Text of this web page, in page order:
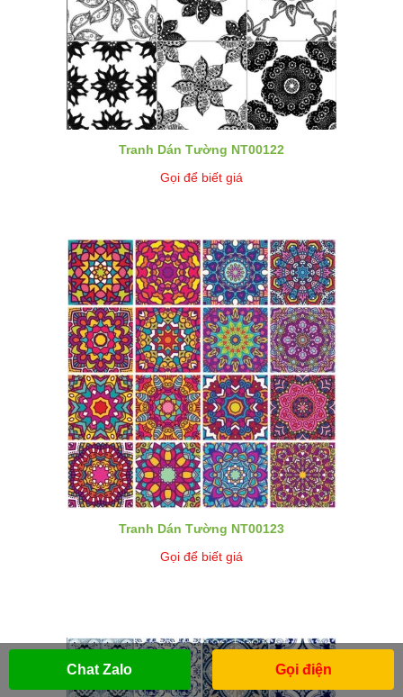
Tranh Dán Tường NT00122
Gọi để biết giá
Tranh Dán Tường NT00123
Gọi để biết giá
Chat Zalo Gọi điện